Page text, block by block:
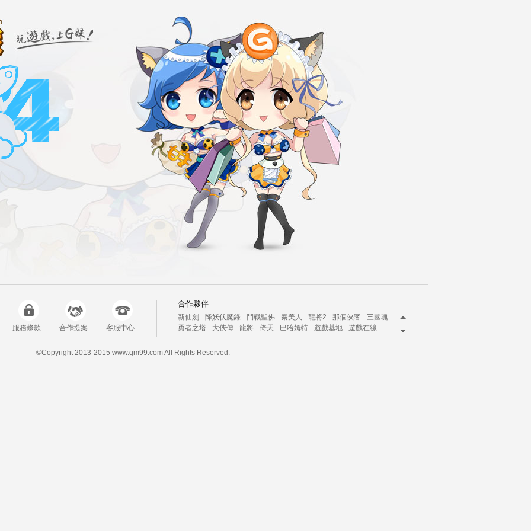
服務條款 合作提案 客服中心
合作夥伴
新仙劍 降妖伏魔錄 鬥戰聖佛 秦美人 龍將2 那個俠客
三國魂
勇者之塔
大俠傳 龍將 倚天 巴哈姆特 遊戲基地
遊戲在線
©Copyright 2013-2015 www.gm99.com All Rights Reserved.